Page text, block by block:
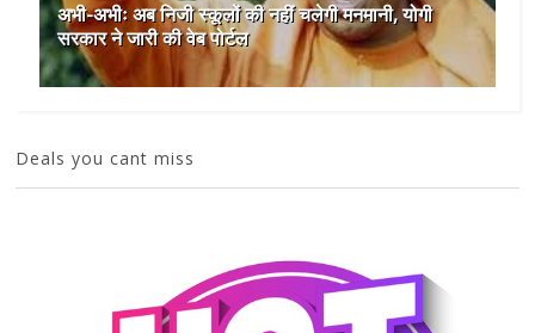
अभी-अभीः अब निजी स्कूलों की नहीं चलेगी मनमानी, योगी
सरकार ने जारी की वेब पोर्टल
Deals you cant miss